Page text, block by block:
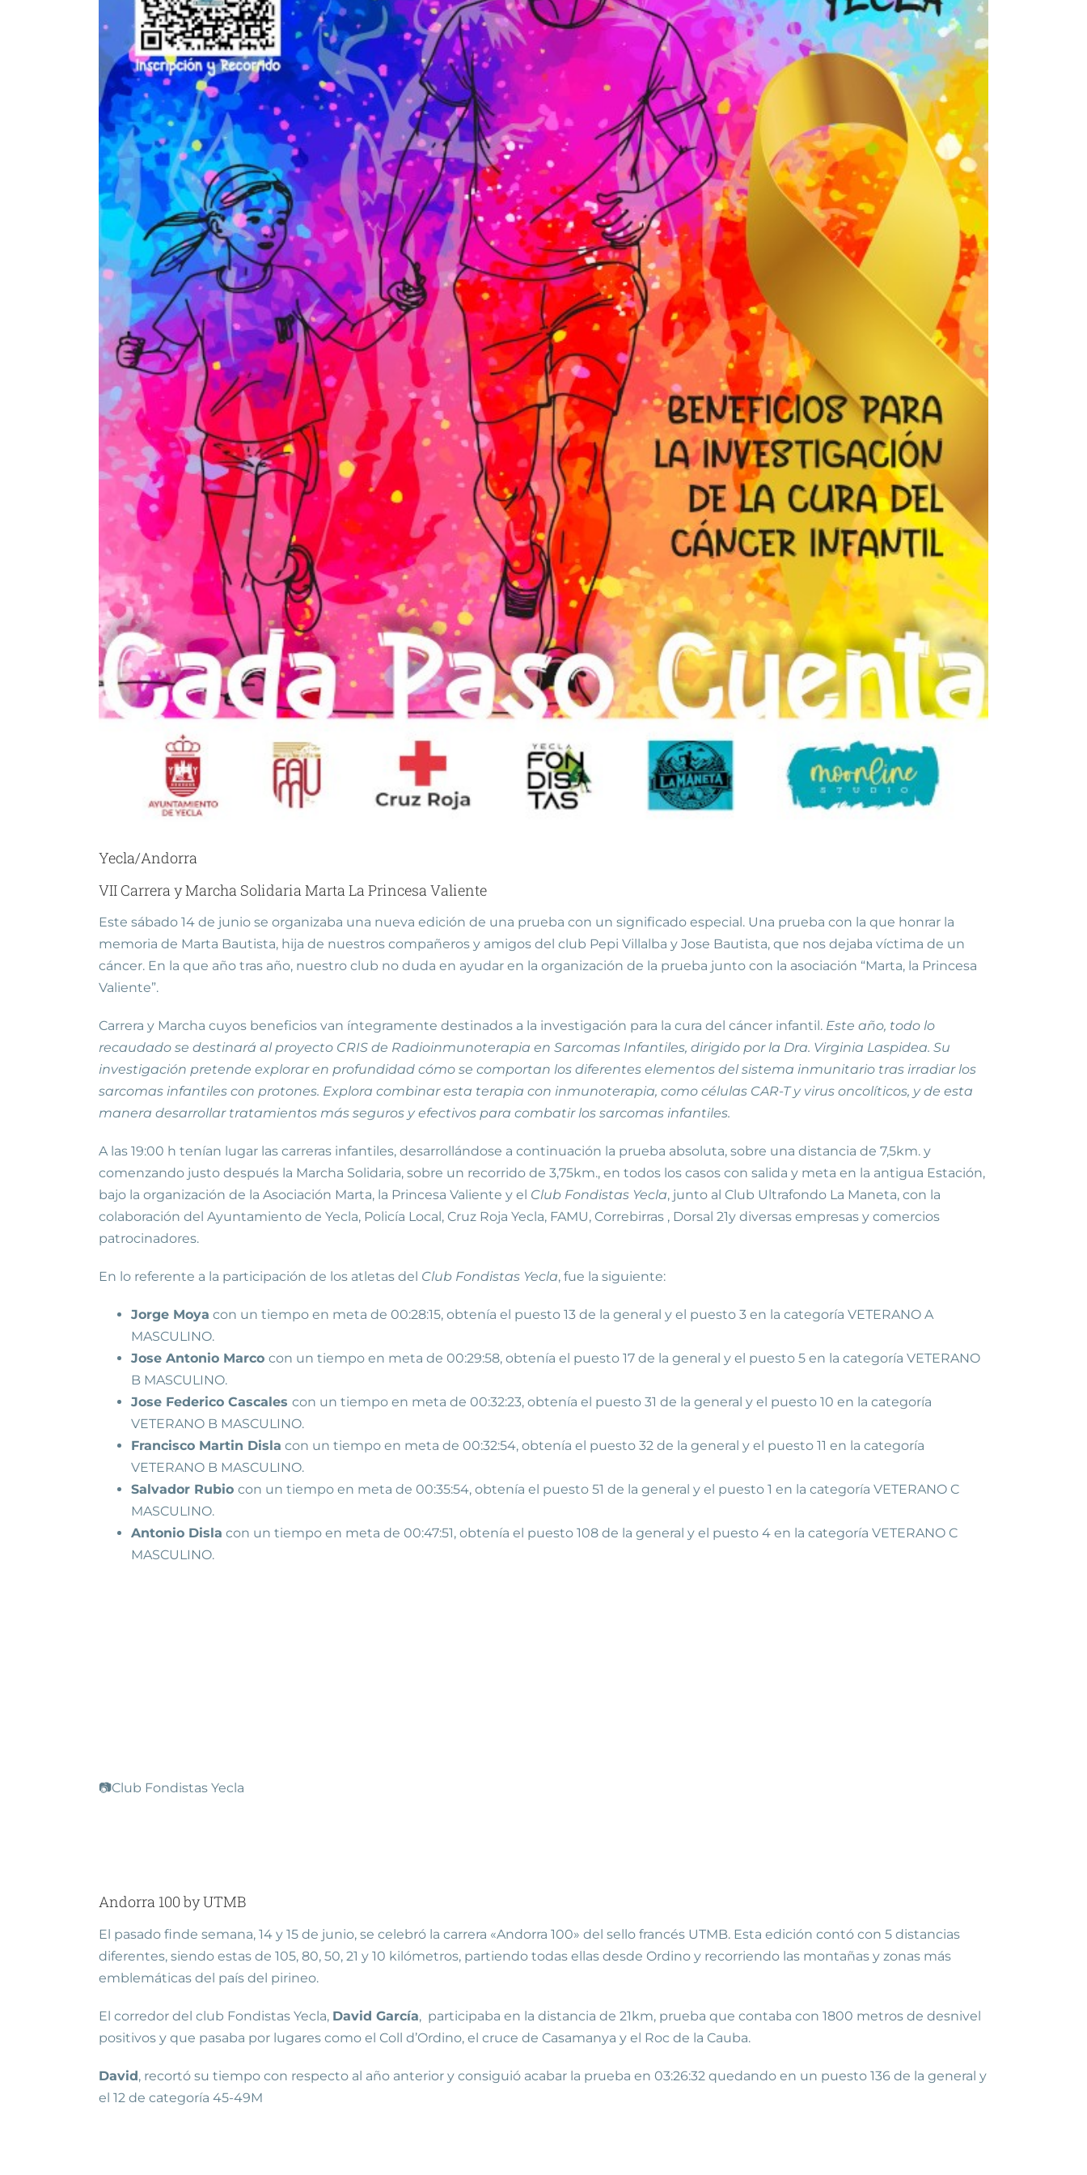
Yecla/Andorra
VII Carrera y Marcha Solidaria Marta La Princesa Valiente
Este sábado 14 de junio se organizaba una nueva edición de una prueba con un significado especial. Una prueba con la que honrar la
memoria de Marta Bautista, hija de nuestros compañeros y amigos del club Pepi Villalba y Jose Bautista, que nos dejaba víctima de un
cáncer. En la que año tras año, nuestro club no duda en ayudar en la organización de la prueba junto con la asociación “Marta, la Princesa
Valiente”.
Carrera y Marcha cuyos beneficios van íntegramente destinados a la investigación para la cura del cáncer infantil. Este año, todo lo
recaudado se destinará al proyecto CRIS de Radioinmunoterapia en Sarcomas Infantiles, dirigido por la Dra. Virginia Laspidea. Su
investigación pretende explorar en profundidad cómo se comportan los diferentes elementos del sistema inmunitario tras irradiar los
sarcomas infantiles con protones. Explora combinar esta terapia con inmunoterapia, como células CAR-T y virus oncolíticos, y de esta
manera desarrollar tratamientos más seguros y efectivos para combatir los sarcomas infantiles.
A las 19:00 h tenían lugar las carreras infantiles, desarrollándose a continuación la prueba absoluta, sobre una distancia de 7,5km. y
comenzando justo después la Marcha Solidaria, sobre un recorrido de 3,75km., en todos los casos con salida y meta en la antigua Estación,
bajo la organización de la Asociación Marta, la Princesa Valiente y el Club Fondistas Yecla, junto al Club Ultrafondo La Maneta, con la
colaboración del Ayuntamiento de Yecla, Policía Local, Cruz Roja Yecla, FAMU, Correbirras , Dorsal 21y diversas empresas y comercios
patrocinadores.
En lo referente a la participación de los atletas del Club Fondistas Yecla, fue la siguiente:
Jorge Moya con un tiempo en meta de 00:28:15, obtenía el puesto 13 de la general y el puesto 3 en la categoría VETERANO A
MASCULINO.
Jose Antonio Marco con un tiempo en meta de 00:29:58, obtenía el puesto 17 de la general y el puesto 5 en la categoría VETERANO
B MASCULINO.
Jose Federico Cascales con un tiempo en meta de 00:32:23, obtenía el puesto 31 de la general y el puesto 10 en la categoría
VETERANO B MASCULINO.
Francisco Martin Disla con un tiempo en meta de 00:32:54, obtenía el puesto 32 de la general y el puesto 11 en la categoría
VETERANO B MASCULINO.
Salvador Rubio con un tiempo en meta de 00:35:54, obtenía el puesto 51 de la general y el puesto 1 en la categoría VETERANO C
MASCULINO.
Antonio Disla con un tiempo en meta de 00:47:51, obtenía el puesto 108 de la general y el puesto 4 en la categoría VETERANO C
MASCULINO.
📷Club Fondistas Yecla
Andorra 100 by UTMB
El pasado finde semana, 14 y 15 de junio, se celebró la carrera «Andorra 100» del sello francés UTMB. Esta edición contó con 5 distancias
diferentes, siendo estas de 105, 80, 50, 21 y 10 kilómetros, partiendo todas ellas desde Ordino y recorriendo las montañas y zonas más
emblemáticas del país del pirineo.
El corredor del club Fondistas Yecla, David García, participaba en la distancia de 21km, prueba que contaba con 1800 metros de desnivel
positivos y que pasaba por lugares como el Coll d’Ordino, el cruce de Casamanya y el Roc de la Cauba.
David, recortó su tiempo con respecto al año anterior y consiguió acabar la prueba en 03:26:32 quedando en un puesto 136 de la general y
el 12 de categoría 45-49M